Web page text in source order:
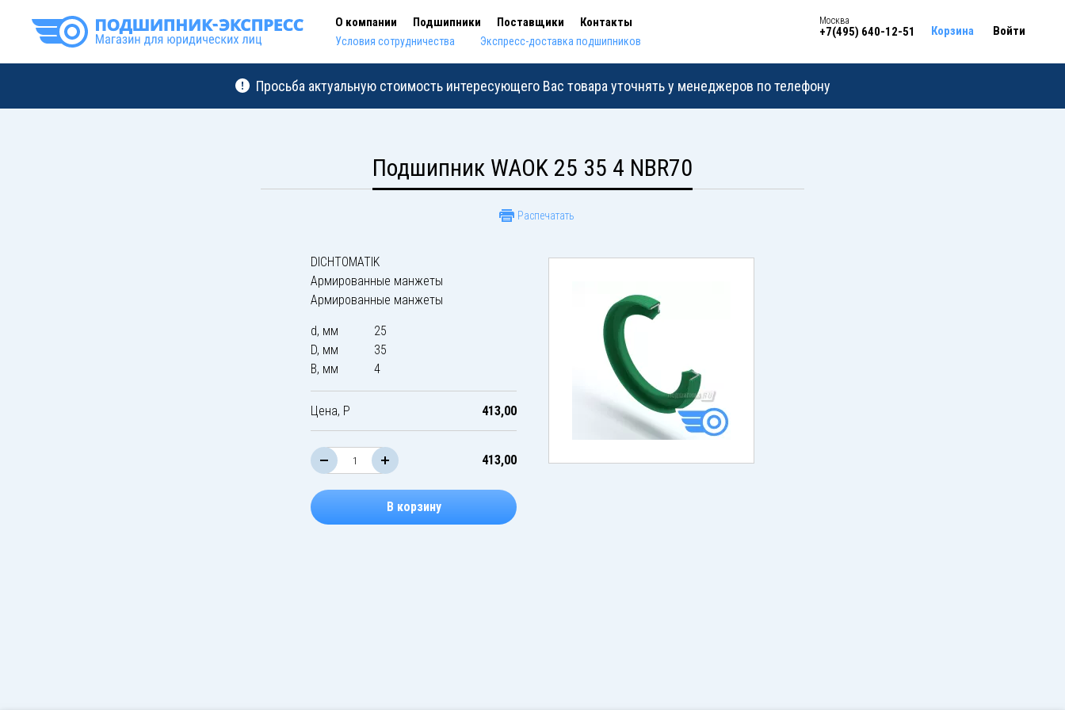
О компании Подшипники Поставщики Контакты
Условия сотрудничества Экспресс-доставка подшипников
Москва
+7(495) 640-12-51 Корзина Войти
Просьба актуальную стоимость интересующего Вас товара уточнять у менеджеров по телефону
Подшипник WAOK 25 35 4 NBR70
Распечатать
DICHTOMATIK
Армированные манжеты
Армированные манжеты
d, мм
25
D, мм
35
B, мм
4
Цена, Р 413,00
413,00
В корзину